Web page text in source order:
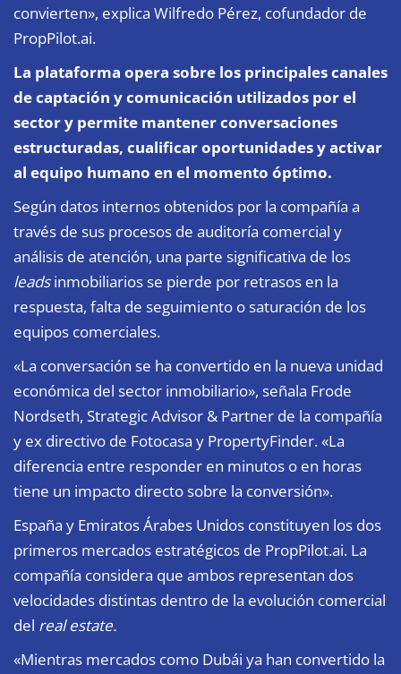
convierten», explica Wilfredo Pérez, cofundador de
PropPilot.ai.
La plataforma opera sobre los principales canales
de captación y comunicación utilizados por el
sector y permite mantener conversaciones
estructuradas, cualificar oportunidades y activar
al equipo humano en el momento óptimo.
Según datos internos obtenidos por la compañía a
través de sus procesos de auditoría comercial y
análisis de atención, una parte significativa de los
leadsinmobiliarios se pierde por retrasos en la
respuesta, falta de seguimiento o saturación de los
equipos comerciales.
«La conversación se ha convertido en la nueva unidad
económica del sector inmobiliario», señala Frode
Nordseth, Strategic Advisor & Partner de la compañía
y ex directivo de Fotocasa y PropertyFinder. «La
diferencia entre responder en minutos o en horas
tiene un impacto directo sobre la conversión».
España y Emiratos Árabes Unidos constituyen los dos
primeros mercados estratégicos de PropPilot.ai. La
compañía considera que ambos representan dos
velocidades distintas dentro de la evolución comercial
del real estate.
«Mientras mercados como Dubái ya han convertido la